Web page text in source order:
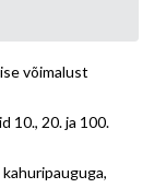
võimalust
10., 20. ja 100.